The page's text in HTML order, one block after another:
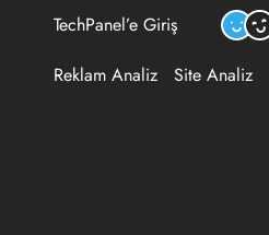
TechPanel’e Giriş
Reklam Analiz Site Analiz